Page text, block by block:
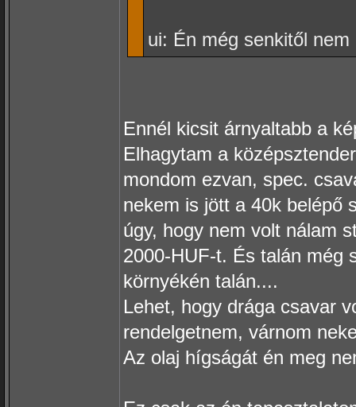
ui: Én még senkitől
Ennél kicsit árnyaltabb a
Elhagytam a
mondom ezvan, spec.
nekem is jött a 40k belépő
úgy, hogy nem volt nálam
2000-HUF-t. És talán még
környékén talán....
Lehet, hogy drága csavar
rendelgetnem, várnom
Az olaj hígságát én meg